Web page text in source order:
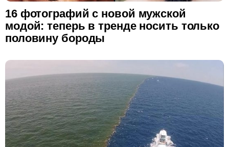
16 фотографий с новой мужской
модой: теперь в тренде носить только
половину бороды